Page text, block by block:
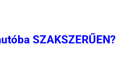
SZAKSZERŰEN?